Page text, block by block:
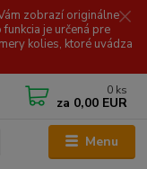
zobrazí originálne
je určená pre
kolies, ktoré uvádza
Menu
0 ks
za 0,00 EUR